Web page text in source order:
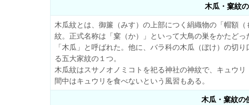
木瓜・窠紋
木瓜紋とは、御簾（みす）の上部につく絹織物の「帽額
紋。正式名称は「窠（か）」といって大鳥の巣をかたど
「木瓜」と呼ばれた。他に、バラ科の木瓜（ぼけ）の切
る五大家紋の１つ。
木瓜紋はスサノオノミコトを祀る神社の神紋で、キュウ
間中はキュウリを食べないという風習もある。
木瓜・窠紋の